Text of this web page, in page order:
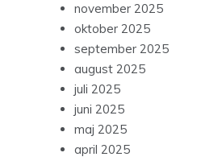
november 2025
oktober 2025
september 2025
august 2025
juli 2025
juni 2025
maj 2025
april 2025